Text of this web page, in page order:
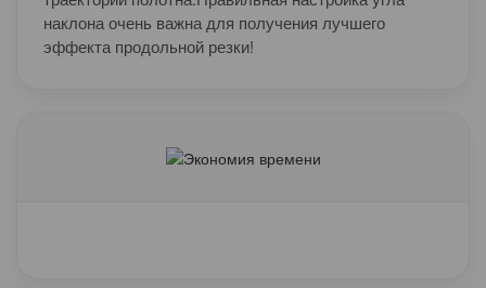
наклона очень важна для получения лучшего
эффекта продольной резки!